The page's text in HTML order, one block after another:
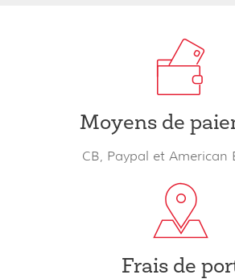
Moyens de
CB, Paypal et American
Frais de